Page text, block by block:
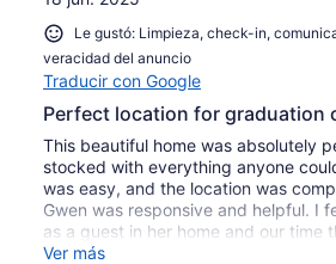
Le gustó: Limpieza, check-in,
veracidad del anuncio
Traducir con Google
Perfect location for graduation
This beautiful home was absolutely
stocked with everything anyone
was easy, and the location was
Gwen was responsive and helpful. I
as a guest in her home and our time
been better.
Ver más